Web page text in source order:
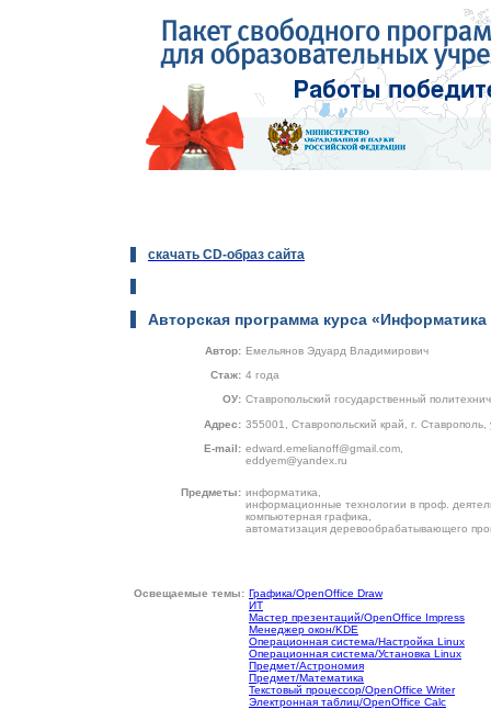
скачать CD-образ сайта
Авторская программа курса
Автор: Емельянов Эдуард Владимирович
Стаж: 4 года
ОУ: Ставропольский государственный
Адрес: 355001, Ставропольский край, г.
E-mail: edward.emelianoff@gmail.com,
eddyem@yandex.ru
Предметы: информатика,
информационные технологии в проф.
компьютерная графика,
автоматизация деревообрабатывающего
Освещаемые темы: Графика/OpenOffice Draw
ИТ
Мастер презентаций/OpenOffice Impress
Менеджер окон/KDE
Операционная система/Настройка Linux
Операционная система/Установка Linux
Предмет/Астрономия
Предмет/Математика
Текстовый процессор/OpenOffice Writer
Электронная таблиц/OpenOffice Calc